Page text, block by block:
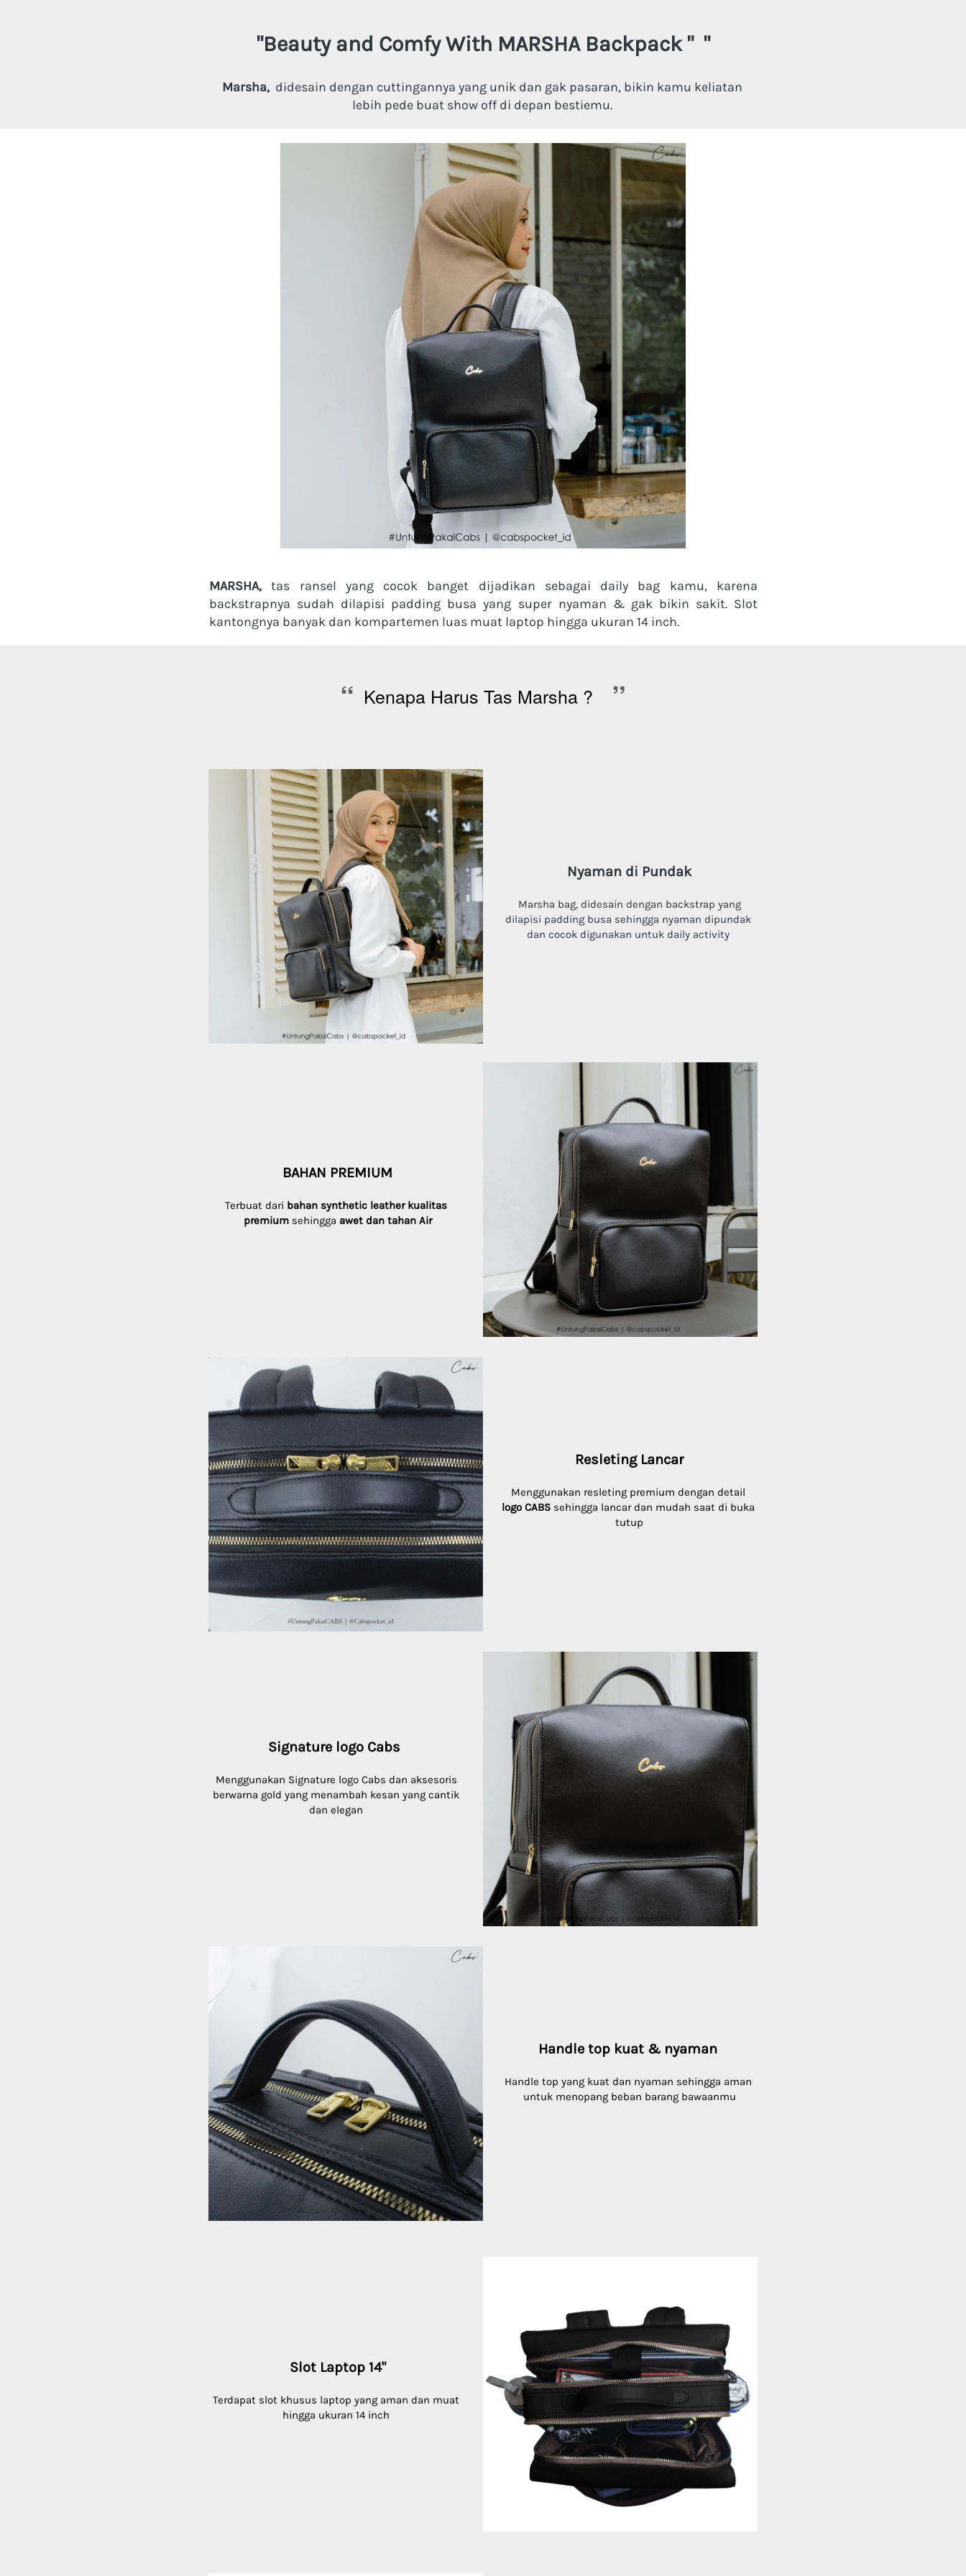
"Beauty and Comfy With MARSHA Backpack " "
Marsha, didesain dengan cuttingannya yang unik dan gak pasaran, bikin kamu keliatan
lebih pede buat show off di depan bestiemu.
MARSHA, tas ransel yang cocok banget dijadikan sebagai daily bag kamu, karena
backstrapnya sudah dilapisi padding busa yang super nyaman & gak bikin sakit. Slot
kantongnya banyak dan kompartemen luas muat laptop hingga ukuran 14 inch.
“ Kenapa Harus Tas Marsha ? ”
Nyaman di Pundak
dilapisi padding busa sehingga nyaman dipundak
dan cocok digunakan untuk daily activity
BAHAN PREMIUM
Terbuat dari bahan synthetic leather kualitas
premium sehingga awet dan tahan Air
Resleting Lancar
Menggunakan resleting premium dengan
logo CABS sehingga lancar dan mudah saat di buka
tutup
Signature logo Cabs
Menggunakan Signature logo Cabs dan aksesoris
berwarna gold yang menambah kesan yang cantik
dan elegan
Handle top kuat & nyaman
Handle top yang kuat dan nyaman sehingga aman
untuk menopang beban barang bawaanmu
Slot Laptop 14"
Terdapat slot khusus laptop yang aman dan muat
hingga ukuran 14 inch